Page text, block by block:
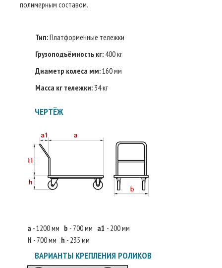
полимерным составом.
Тип:Платформенные тележки
Грузоподъёмность кг: 400 кг
Диаметр колеса мм:160 мм
Масса кг тележки: 34 кг
ЧЕРТЁЖ
a - 1200 мм b - 700 мм a1 - 200 мм
H - 700 мм h - 235 мм
ВАРИАНТЫ КРЕПЛЕНИЯ РОЛИКОВ